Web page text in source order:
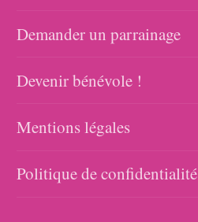
Demander un parrainage
Devenir bénévole !
Mentions légales
Politique de confidentialité